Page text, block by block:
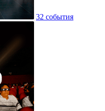
32 события